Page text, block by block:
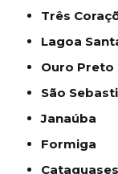
Três
Lagoa
Ouro Preto
São
Janaúba
Formiga
Cataguases